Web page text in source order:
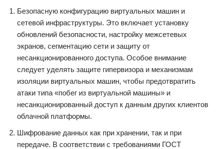
Безопасную конфигурацию виртуальных машин и
сетевой инфраструктуры. Это включает установку
обновлений безопасности, настройку межсетевых
экранов, сегментацию сети и защиту от
несанкционированного доступа. Особое внимание
следует уделять защите гипервизора и механизмам
изоляции виртуальных машин, чтобы предотвратить
атаки типа «побег из виртуальной машины» и
несанкционированный доступ к данным других клиентов
облачной платформы.
Шифрование данных как при хранении, так и при
передаче. В соответствии с требованиями ГОСТ